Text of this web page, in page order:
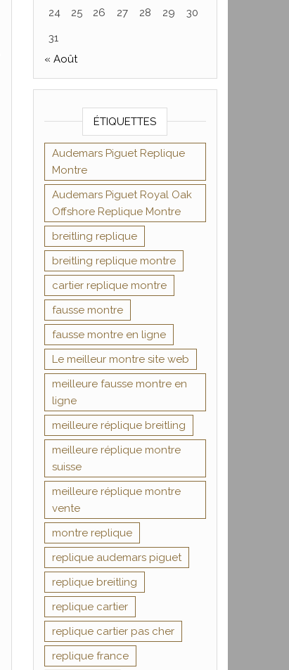
24
25 26 27 28 29
30
31
« Août
ÉTIQUETTES
Audemars Piguet Replique
Montre
Audemars Piguet Royal Oak
Offshore Replique Montre
breitling replique
breitling replique montre
cartier replique montre
fausse montre
fausse montre en ligne
Le meilleur montre site web
meilleure fausse montre en
ligne
meilleure réplique breitling
meilleure réplique montre
suisse
meilleure réplique montre
vente
montre replique
replique audemars piguet
replique breitling
replique cartier
replique cartier pas cher
replique france